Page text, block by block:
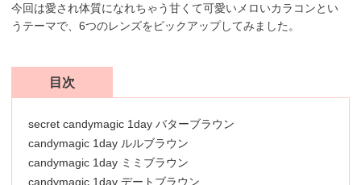
今回は愛され体質になれちゃう甘くて可愛いメロいカラコンとい
うテーマで、6つのレンズをピックアップしてみました。
目次
secret candymagic 1day バターブラウン
candymagic 1day ルルブラウン
candymagic 1day ミミブラウン
candymagic 1day デートブラウン